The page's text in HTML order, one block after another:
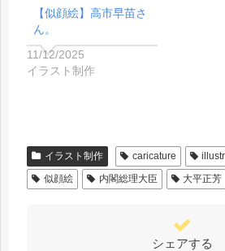
【似顔絵】高市早苗さ
ん。
11/12/2025
イラスト制作
イラスト制作 caricature
似顔絵
内閣総理大臣 大平正芳
シェアする